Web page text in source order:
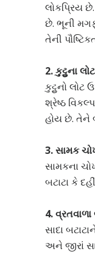
લોકપ્રિય
છે. ભૂની
તેની
2. કુટ્ટુના
કુટ્ટુનો લોટ
શ્રેષ્ઠ
હોય છે. તેને
3. સામક
સામકના
બટાટા કે
4. વ્રતવાળા
સાદા
અને જીરાં